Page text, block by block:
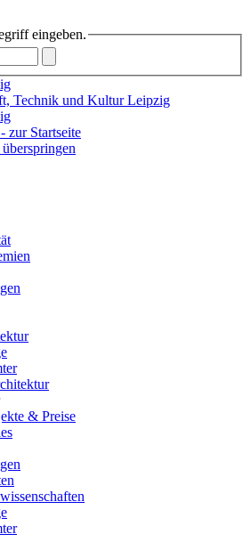
eingeben.
Technik und Kultur Leipzig
& Preise